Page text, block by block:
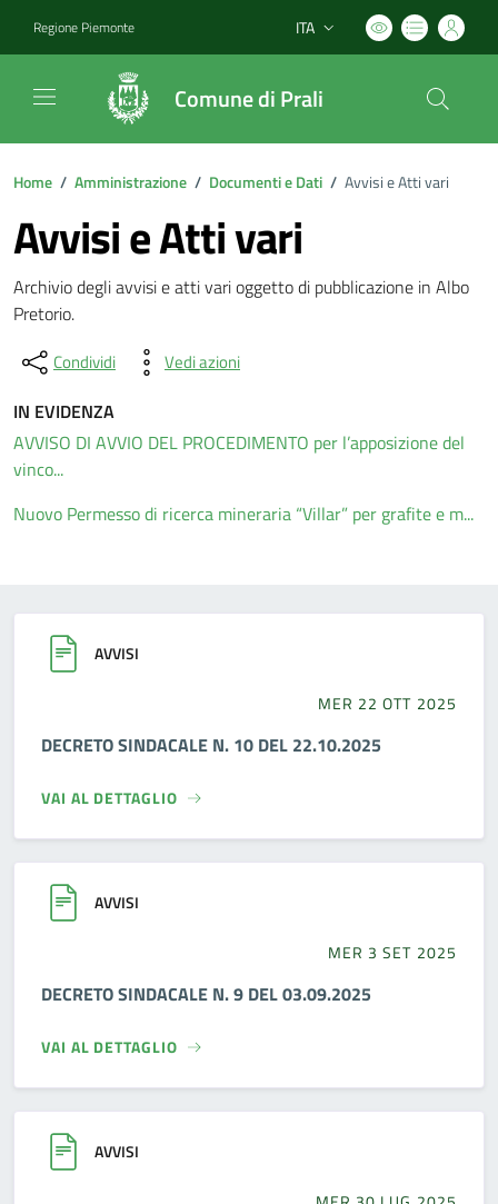
Regione Piemonte Lingua attiva:
ITA
Comune di Prali
Home / Amministrazione / Documenti e Dati / Avvisi e Atti vari
Avvisi e Atti vari
Archivio degli avvisi e atti vari oggetto di pubblicazione in Albo
Pretorio.
Condividi Vedi azioni
IN EVIDENZA
AVVISO DI AVVIO DEL PROCEDIMENTO per l’apposizione del
vinco...
Nuovo Permesso di ricerca mineraria “Villar” per grafite e m...
AVVISI
MER 22 OTT 2025
DECRETO SINDACALE N. 10 DEL 22.10.2025
VAI AL DETTAGLIO
AVVISI
MER 3 SET 2025
DECRETO SINDACALE N. 9 DEL 03.09.2025
VAI AL DETTAGLIO
AVVISI